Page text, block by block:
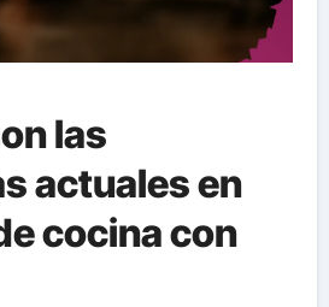
las
actuales en
cocina con